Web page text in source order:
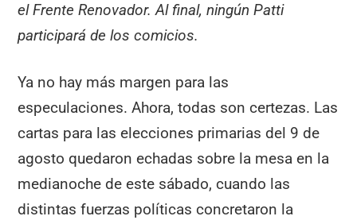
el Frente Renovador. Al final, ningún Patti
participará de los comicios.
Ya no hay más margen para las
especulaciones. Ahora, todas son certezas. Las
cartas para las elecciones primarias del 9 de
agosto quedaron echadas sobre la mesa en la
medianoche de este sábado, cuando las
distintas fuerzas políticas concretaron la